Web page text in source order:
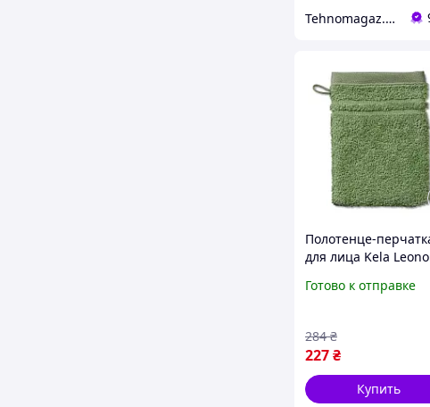
Tehnomagaz.com.ua - это передовой интернет-магазин, специализирующийся на продаже техники
Полотенце-
для лица Kela
зеленый мох barca
Готово к отправке
227₴
284 ₴
Купить